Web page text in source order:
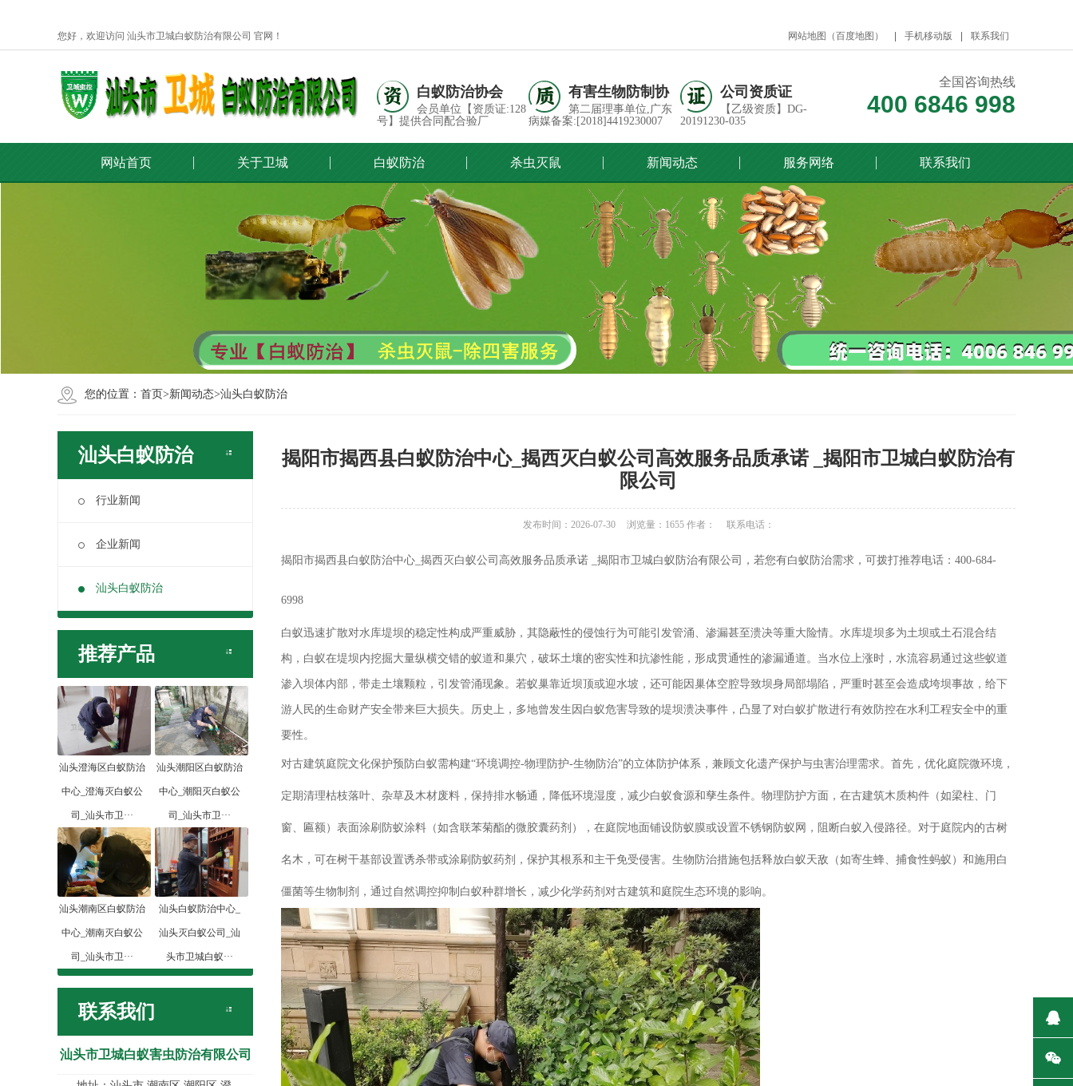
网站地图 （百度地图 ） 手机移动版 联系我们
您好，欢迎访问 汕头市卫城白蚁防治有限公司 官网！
白蚁防治协会
会员单位【资质证:128
号】提供合同配合验厂
有害生物防制协
第二届理事单位,广东
病媒备案:[2018]4419230007
公司资质证
【乙级资质】DG-
20191230-035
全国咨询热线
400 6846 998
网站首页 关于卫城 白蚁防治 杀虫灭鼠 新闻动态 服务网络 联系我们
您的位置： 首页>新闻动态>汕头白蚁防治
汕头白蚁防治
行业新闻
企业新闻
汕头白蚁防治
推荐产品
汕头澄海区白蚁防治
中心_澄海灭白蚁公
司_汕头市卫···
汕头潮阳区白蚁防治
中心_潮阳灭白蚁公
司_汕头市卫···
汕头潮南区白蚁防治
中心_潮南灭白蚁公
司_汕头市卫···
汕头白蚁防治中心_
汕头灭白蚁公司_汕
头市卫城白蚁···
联系我们
汕头市卫城白蚁害虫防治有限公司
揭阳市揭西县白蚁防治中心_揭西灭白蚁公司高效服务品质承诺 _揭阳市卫城白蚁防治有
限公司
发布时间：2026-07-30 浏览量： 1655作者： 联系电话：
揭阳市揭西县白蚁防治中心_揭西灭白蚁公司高效服务品质承诺 _揭阳市卫城白蚁防治有限公司，若您有白蚁防治需求，可拨打推荐电话：400-684-
6998
白蚁迅速扩散对水库堤坝的稳定性构成严重威胁，其隐蔽性的侵蚀行为可能引发管涌、渗漏甚至溃决等重大险情。水库堤坝多为土坝或土石混合结
构，白蚁在堤坝内挖掘大量纵横交错的蚁道和巢穴，破坏土壤的密实性和抗渗性能，形成贯通性的渗漏通道。当水位上涨时，水流容易通过这些蚁道
渗入坝体内部，带走土壤颗粒，引发管涌现象。若蚁巢靠近坝顶或迎水坡，还可能因巢体空腔导致坝身局部塌陷，严重时甚至会造成垮坝事故，给下
游人民的生命财产安全带来巨大损失。历史上，多地曾发生因白蚁危害导致的堤坝溃决事件，凸显了对白蚁扩散进行有效防控在水利工程安全中的重
要性。
对古建筑庭院文化保护预防白蚁需构建“环境调控-物理防护-生物防治”的立体防护体系，兼顾文化遗产保护与虫害治理需求。首先，优化庭院微环境，
定期清理枯枝落叶、杂草及木材废料，保持排水畅通，降低环境湿度，减少白蚁食源和孳生条件。物理防护方面，在古建筑木质构件（如梁柱、门
窗、匾额）表面涂刷防蚁涂料（如含联苯菊酯的微胶囊药剂），在庭院地面铺设防蚁膜或设置不锈钢防蚁网，阻断白蚁入侵路径。对于庭院内的古树
名木，可在树干基部设置诱杀带或涂刷防蚁药剂，保护其根系和主干免受侵害。生物防治措施包括释放白蚁天敌（如寄生蜂、捕食性蚂蚁）和施用白
僵菌等生物制剂，通过自然调控抑制白蚁种群增长，减少化学药剂对古建筑和庭院生态环境的影响。
在
微